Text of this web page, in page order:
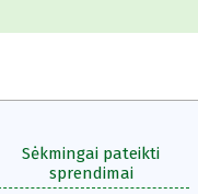
Sėkmingai pateikti
sprendimai